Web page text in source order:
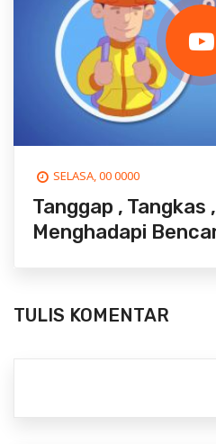
SELASA, 00 0000
Tanggap , Tangkas
Menghadapi
TULIS KOMENTAR